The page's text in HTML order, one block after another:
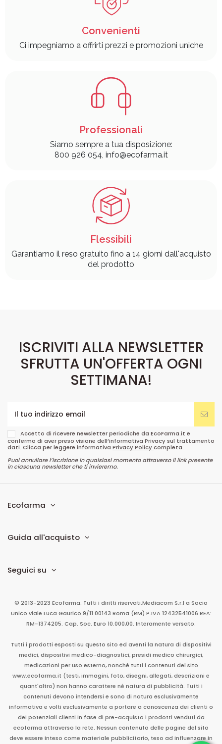
Convenienti
Ci impegniamo a offrirti prezzi e promozioni uniche
Professionali
Siamo sempre a tua disposizione:
800 926 054, info@ecofarma.it
Flessibili
Garantiamo il reso gratuito fino a 14 giorni dall'acquisto
del prodotto
ISCRIVITI ALLA NEWSLETTER
SFRUTTA UN'OFFERTA OGNI
SETTIMANA!
Accetto di ricevere newsletter periodiche da EcoFarma.it e
confermo di aver preso visione dell’informativa Privacy sul trattamento
dati. Clicca per leggere informativa Privacy Policycompleta.
Puoi annullare l’iscrizione in qualsiasi momento attraverso il link presente
in ciascuna newsletter che ti invieremo.
Ecofarma
Guida all'acquisto
Seguici su
© 2013-2023 Ecofarma. Tutti i diritti riservati.Mediacom S.r.l a Socio
Unico viale Luca Gaurico 9/11 00143 Roma (RM) P.IVA 12432541006 REA:
RM-1374205. Cap. Soc. Euro 10.000,00. Interamente versato.
Tutti i prodotti esposti su questo sito ed aventi la natura di dispositivi
medici, dispositivi medico-diagnostici, presidi medico chirurgici,
medicazioni per uso esterno, nonché tutti i contenuti del sito
www.ecofarma.it (testi, immagini, foto, disegni, allegati, descrizioni e
quant'altro) non hanno carattere né natura di pubblicità. Tutti i
contenuti devono intendersi e sono di natura esclusivamente
informativa e volti esclusivamente a portare a conoscenza dei clienti o
dei potenziali clienti in fase di pre-acquisto i prodotti venduti da
ecofarma attraverso la rete. Nessun contenuto delle pagine del sito
deve essere inteso come materiale pubblicitario, teso ad influenzare in